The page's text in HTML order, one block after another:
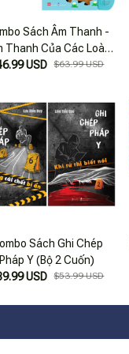
Sách Âm Thanh -
Thanh Của Các Loài
+ Những Loài Vật
USD $63.99 USD
Sách Ghi Chép
Pháp Y (Bộ 2 Cuốn)
USD
$53.99 USD